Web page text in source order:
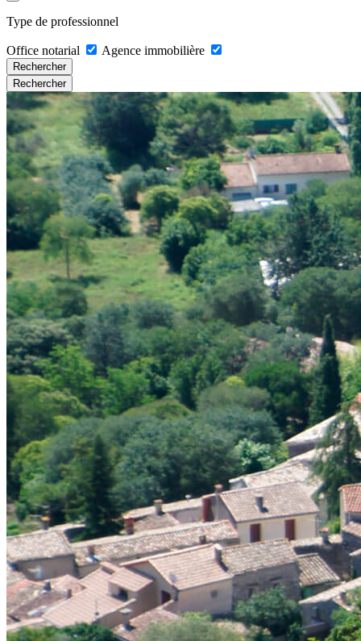
Type de professionnel
Office notarial Agence immobilière
Rechercher
Rechercher